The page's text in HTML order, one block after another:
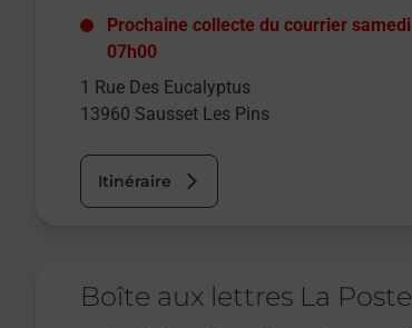
Prochaine collecte du courrier samedi
07h00
1 Rue Des Eucalyptus
13960 Sausset Les Pins
Itinéraire
Boîte aux lettres La Poste